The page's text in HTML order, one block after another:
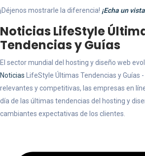
¡Déjenos mostrarle la diferencia! ¡Echa un
Noticias LifeStyle
Tendencias y Guías
El sector mundial del hosting y diseño web
Noticias LifeStyle Últimas Tendencias y Guías
relevantes y competitivas, las empresas en
día de las últimas tendencias del hosting y
cambiantes expectativas de los clientes.